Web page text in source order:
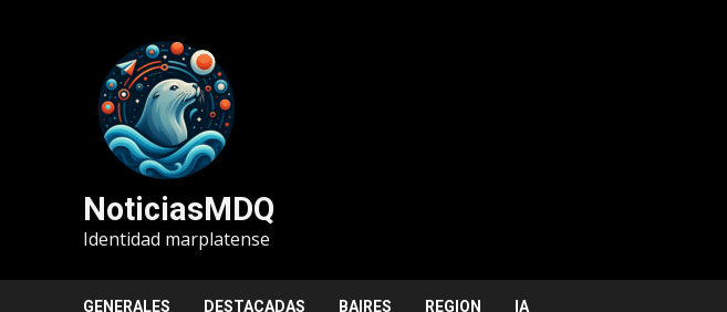
NoticiasMDQ
Identidad marplatense
GENERALES DESTACADAS BAIRES REGION IA